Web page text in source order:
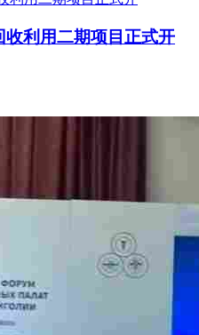
收利用二期项目正式开